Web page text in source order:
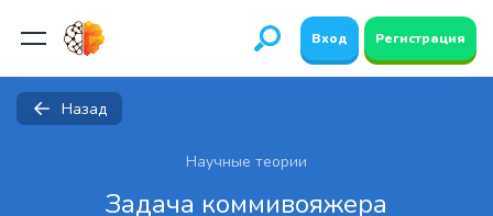
Вход Регистрация
Назад
Научные теории
Задача коммивояжера